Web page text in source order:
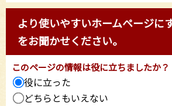
より使いやすいホームページに
をお聞かせください。
このページの情報は役に立ちましたか？
役に立った
どちらともいえない